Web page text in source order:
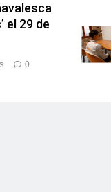
el 29 de
0